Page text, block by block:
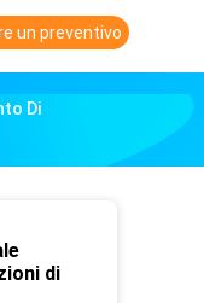
un preventivo
Di
di